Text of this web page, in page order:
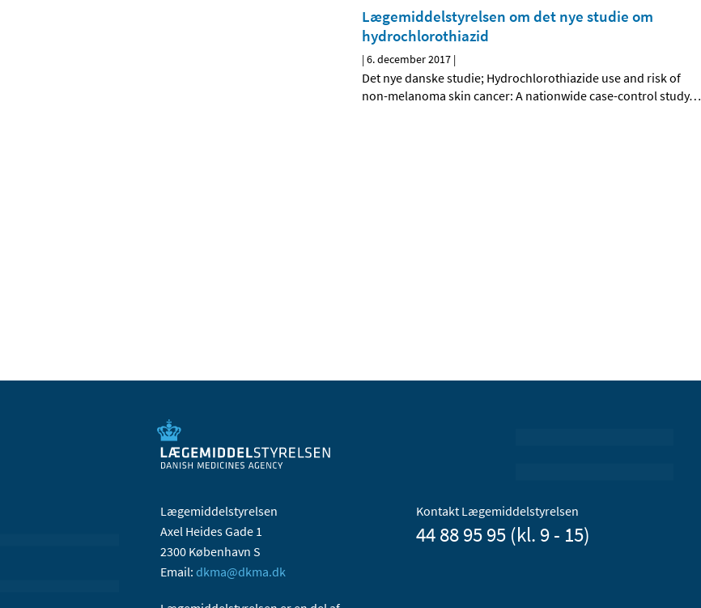
Lægemiddelstyrelsen om det nye studie om
hydrochlorothiazid
|6. december 2017 |
Det nye danske studie; Hydrochlorothiazide use and risk of
non-melanoma skin cancer: A nationwide case-control study…
Lægemiddelstyrelsen
Axel Heides Gade 1
2300 København S
Email: dkma@dkma.dk
Kontakt Lægemiddelstyrelsen
44 88 95 95 (kl. 9 - 15)